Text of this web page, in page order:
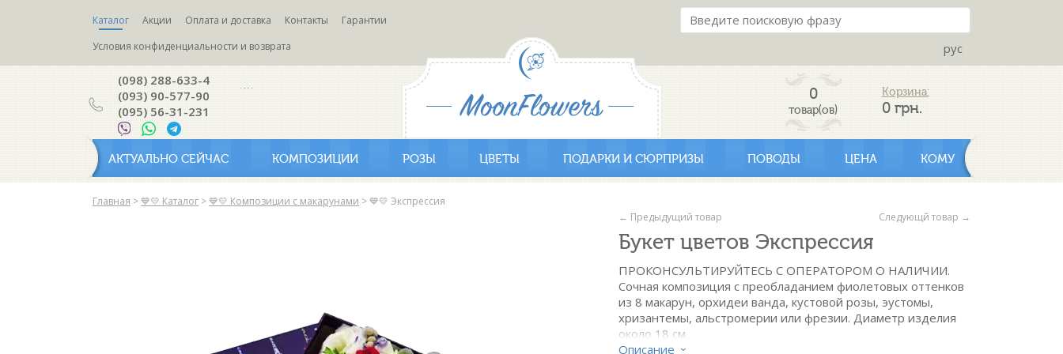
Каталог Акции Оплата и доставка Контакты
Гарантии
Условия конфиденциальности и возврата
рус
(098) 288-633-4
(093) 90-577-90
(095) 56-31-231
0
товар(ов)
Корзина:
0 грн.
АКТУАЛЬНО СЕЙЧАС КОМПОЗИЦИИ РОЗЫ ЦВЕТЫ ПОДАРКИ И СЮРПРИЗЫ ПОВОДЫ ЦЕНА КОМУ
Главная > 💙💛 Каталог > 💙💛 Композиции с макарунами > 💙💛 Экспрессия
Следующй товар →
← Предыдущий товар
Букет цветов Экспрессия
ПРОКОНСУЛЬТИРУЙТЕСЬ С ОПЕРАТОРОМ О НАЛИЧИИ.
Сочная композиция с преобладанием фиолетовых оттенков
из 8 макарун, орхидеи ванда, кустовой розы, эустомы,
хризантемы, альстромерии или фрезии. Диаметр изделия
около 18 см.
Описание